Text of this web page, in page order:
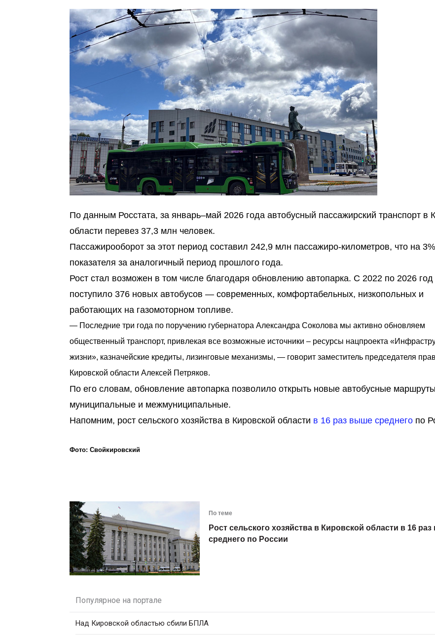
По данным Росстата, за январь–май 2026 года автобусный пассажирский транспорт в
области перевез 37,3 млн человек.
Пассажирооборот за этот период составил 242,9 млн пассажиро-километров, что на
показателя за аналогичный период прошлого года.
Рост стал возможен в том числе благодаря обновлению автопарка. С 2022 по 2026 год
поступило 376 новых автобусов — современных, комфортабельных, низкопольных и
работающих на газомоторном топливе.
— Последние три года по поручению губернатора Александра Соколова мы активно обновляем
общественный транспорт, привлекая все возможные источники – ресурсы нацпроекта
жизни», казначейские кредиты, лизинговые механизмы, — говорит заместитель председателя
Кировской области Алексей Петряков.
По его словам, обновление автопарка позволило открыть новые автобусные
муниципальные и межмуниципальные.
Напомним, рост сельского хозяйства в Кировской области в 16 раз выше среднего по
Фото: Свойкировский
По теме
Рост сельского хозяйства в Кировской области в 16
среднего по России
Популярное на портале
Над Кировской областью сбили БПЛА